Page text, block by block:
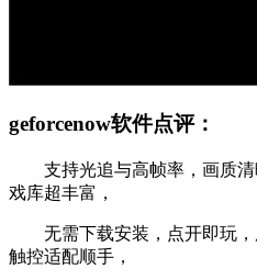
geforcenow软件点评：
支持光追与高帧率，画质清
戏库超丰富，
无需下载安装，点开即玩，
触控适配顺手，